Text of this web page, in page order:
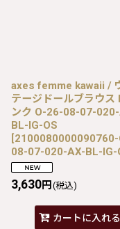
axes femme kawaii /
テージドールブラウス
ンク O-26-08-07-
BL-IG-OS
[
08-07-020-AX-BL-IG-
3,630円 (税込)
カートに入れる